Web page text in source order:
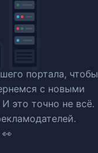
портала, чтобы
c новыми
это точно не всё.